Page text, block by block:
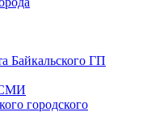
Байкальского ГП
СМИ
городского